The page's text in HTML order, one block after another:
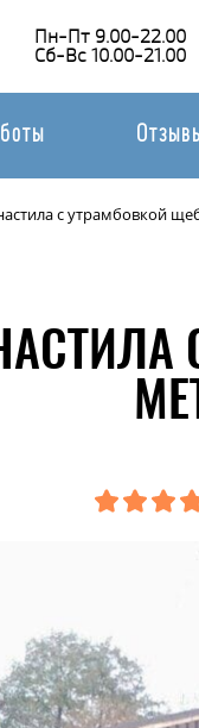
Пн-Пт 9.00-22.00
Сб-Вс 10.00-21.00
с утрамбовкой